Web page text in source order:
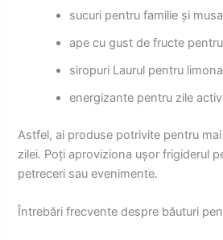
sucuri pentru familie și
ape cu gust de fructe
siropuri Laurul pentru
energizante pentru zile
Astfel, ai produse potrivite pentru
zilei. Poți aproviziona ușor frigiderul
petreceri sau evenimente.
Întrebări frecvente despre băuturi